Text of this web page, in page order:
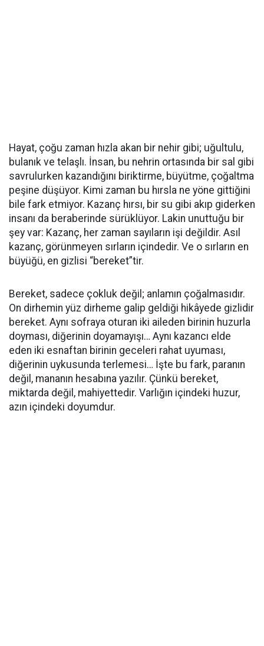
Hayat, çoğu zaman hızla akan bir nehir gibi; uğultulu,
bulanık ve telaşlı. İnsan, bu nehrin ortasında bir sal gibi
savrulurken kazandığını biriktirme, büyütme, çoğaltma
peşine düşüyor. Kimi zaman bu hırsla ne yöne gittiğini
bile fark etmiyor. Kazanç hırsı, bir su gibi akıp giderken
insanı da beraberinde sürüklüyor. Lakin unuttuğu bir
şey var: Kazanç, her zaman sayıların işi değildir. Asıl
kazanç, görünmeyen sırların içindedir. Ve o sırların en
büyüğü, en gizlisi “bereket”tir.
Bereket, sadece çokluk değil; anlamın çoğalmasıdır.
On dirhemin yüz dirheme galip geldiği hikâyede gizlidir
bereket. Aynı sofraya oturan iki aileden birinin huzurla
doyması, diğerinin doyamayışı… Aynı kazancı elde
eden iki esnaftan birinin geceleri rahat uyuması,
diğerinin uykusunda terlemesi… İşte bu fark, paranın
değil, mananın hesabına yazılır. Çünkü bereket,
miktarda değil, mahiyettedir. Varlığın içindeki huzur,
azın içindeki doyumdur.